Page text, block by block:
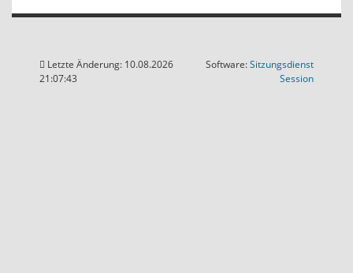
Letzte Änderung: 10.08.2026
21:07:43
Software:Sitzungsdienst
Session(Wird in